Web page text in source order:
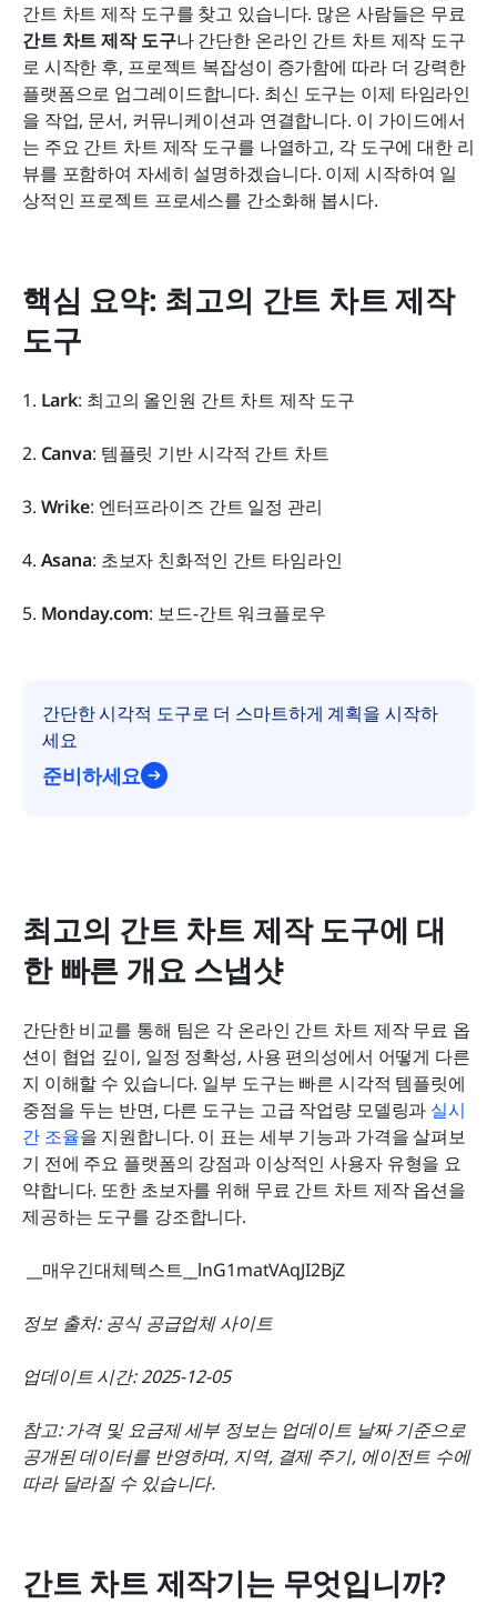
간트 차트 제작 도구나 간단한 온라인 간트 차트 제작 도구
로 시작한 후, 프로젝트 복잡성이 증가함에 따라 더 강력한
플랫폼으로 업그레이드합니다. 최신 도구는 이제 타임라인
을 작업, 문서, 커뮤니케이션과 연결합니다. 이 가이드에서
는 주요 간트 차트 제작 도구를 나열하고, 각 도구에 대한 리
뷰를 포함하여 자세히 설명하겠습니다. 이제 시작하여 일
상적인 프로젝트 프로세스를 간소화해 봅시다.
핵심 요약: 최고의 간트 차트 제작
도구
1. Lark: 최고의 올인원 간트 차트 제작 도구
2. Canva: 템플릿 기반 시각적 간트 차트
3. Wrike: 엔터프라이즈 간트 일정 관리
4. Asana: 초보자 친화적인 간트 타임라인
5. Monday.com: 보드-간트 워크플로우
간단한 시각적 도구로 더 스마트하게 계획을 시작하
세요
준비하세요
최고의 간트 차트 제작 도구에 대
한 빠른 개요 스냅샷
간단한 비교를 통해 팀은 각 온라인 간트 차트 제작 무료 옵
션이 협업 깊이, 일정 정확성, 사용 편의성에서 어떻게 다른
지 이해할 수 있습니다. 일부 도구는 빠른 시각적 템플릿에
중점을 두는 반면, 다른 도구는 고급 작업량 모델링과 실시
간 조율을 지원합니다. 이 표는 세부 기능과 가격을 살펴보
기 전에 주요 플랫폼의 강점과 이상적인 사용자 유형을 요
약합니다. 또한 초보자를 위해 무료 간트 차트 제작 옵션을
제공하는 도구를 강조합니다.
__매우긴대체텍스트__lnG1matVAqJI2BjZ
정보 출처: 공식 공급업체 사이트
업데이트 시간: 2025-12-05
참고: 가격 및 요금제 세부 정보는 업데이트 날짜 기준으로
공개된 데이터를 반영하며, 지역, 결제 주기, 에이전트 수에
따라 달라질 수 있습니다.
간트 차트 제작기는 무엇입니까?
최고의 간트 차트 제작기를 선택하는 방법
결론
자주 묻는 질문
관련 읽기